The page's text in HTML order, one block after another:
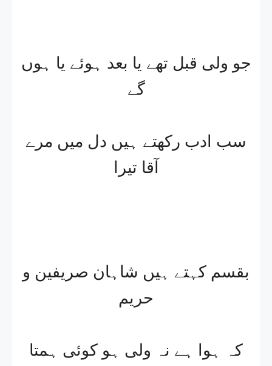
جو ولی قبل تھے یا بعد ہوئے یا ہوں
گے
سب ادب رکھتے ہیں دل میں مرے
آقا تیرا
بقسم کہتے ہیں شاہان صریفین و
حریم
کہ ہوا ہے نہ ولی ہو کوئی ہمتا